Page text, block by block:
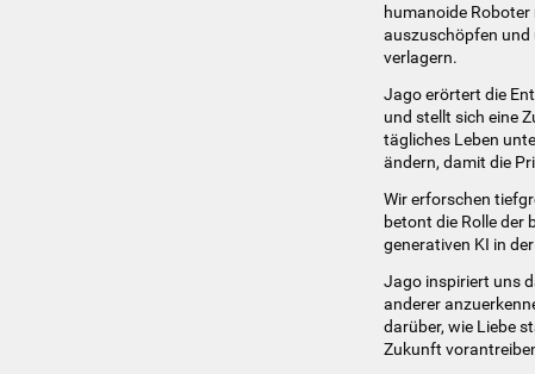
humanoide
auszuschöpfen und
verlagern.
Jago erörtert die
und stellt sich eine
tägliches Leben
ändern, damit die
Wir erforschen
betont die Rolle der
generativen KI in
Jago inspiriert uns
anderer
darüber, wie Liebe
Zukunft